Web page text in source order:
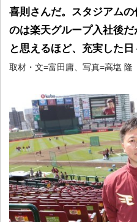
喜則さんだ。スタジアム
のは楽天グループ入社後
と思えるほど、充実した日
取材・文=富田庸、写真=高塩 隆